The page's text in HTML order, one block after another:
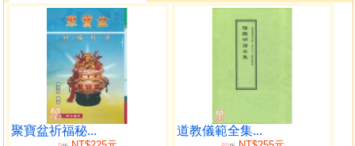
聚寶盆祈福秘... 道教儀範全集...